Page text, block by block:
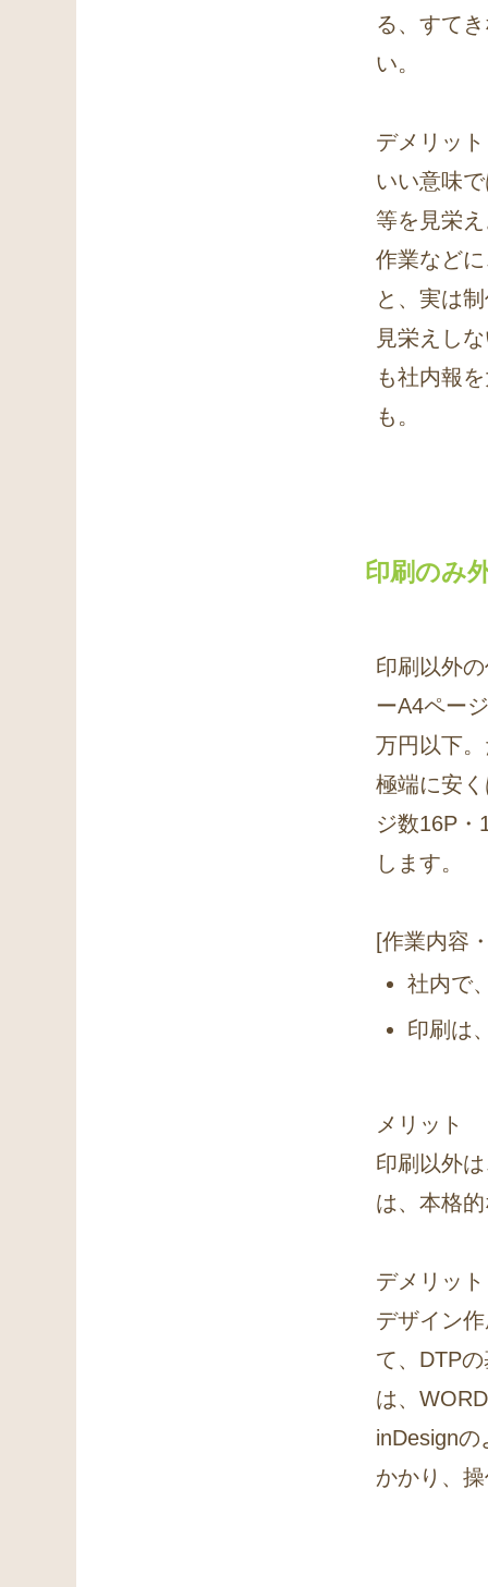
る、すて
い。
デメリット
いい意味
等を見栄
作業など
と、実は
見栄えし
も社内報
も。
印刷のみ
印刷以外
ーA4ペー
万円以下
極端に安
ジ数16P・
します。
[作業内容
社内で
印刷は
メリット
印刷以外
は、本格
デメリット
デザイン
て、DTP
は、
inDesign
かかり、